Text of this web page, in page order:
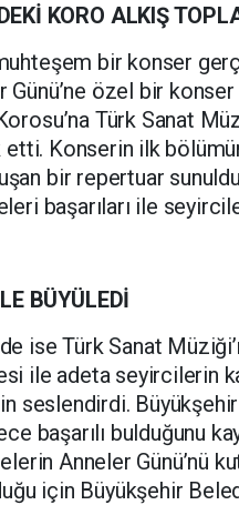
KORO ALKIŞ
bir konser
Günü’ne özel bir
Türk Sanat
Konserin ilk
bir repertuar
başarıları ile
BÜYÜLEDİ
ise Türk Sanat
ile adeta seyircilerin
seslendirdi.
başarılı bulduğunu
Anneler Günü’nü
için Büyükşehir